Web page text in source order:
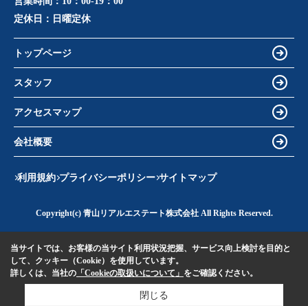
定休日： 日曜定休
トップページ
スタッフ
アクセスマップ
会社概要
利用規約 プライバシーポリシー サイトマップ
Copyright(c) 青山リアルエステート株式会社 All Rights Reserved.
当サイトでは、お客様の当サイト利用状況把握、サービス向上検討を目的と
して、クッキー（Cookie）を使用しています。
詳しくは、当社の 「Cookieの取扱いについて」 をご確認ください。
閉じる